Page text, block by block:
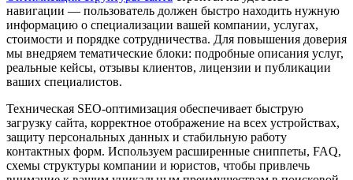
навигации — пользователь должен быстро находить нужную
информацию о специализации вашей компании, услугах,
стоимости и порядке сотрудничества. Для повышения доверия
мы внедряем тематические блоки: подробные описания услуг,
реальные кейсы, отзывы клиентов, лицензии и публикации
ваших специалистов.
Техническая SEO-оптимизация обеспечивает быструю
загрузку сайта, корректное отображение на всех устройствах,
защиту персональных данных и стабильную работу
контактных форм. Используем расширенные сниппеты, FAQ,
схемы структуры компании и юристов, чтобы привлечь